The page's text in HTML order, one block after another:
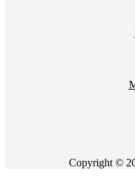
Copyright ©